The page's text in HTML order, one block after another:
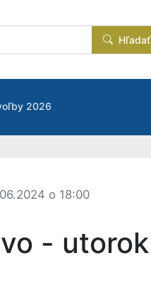
Hľadať
2026
o 18:00
- utorok